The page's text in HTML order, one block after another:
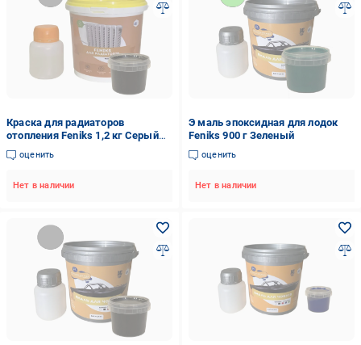
Краска для радиаторов
отопления Feniks 1,2 кг Серый
глянцевый
оценить
Нет в наличии
Э маль эпоксидная для лодок
Feniks 900 г Зеленый
оценить
Нет в наличии